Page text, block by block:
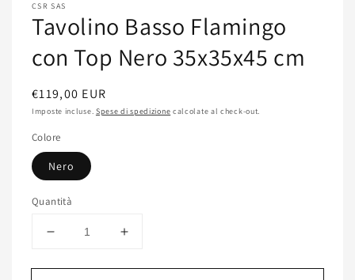
contenuti
multimediali
featured
finestra
modale
CSR SAS
Tavolino Basso Flamingo
con Top Nero 35x35x45 cm
Prezzo
di
listino
€119,00 EUR
Imposte incluse. Spese di spedizione calcolate al check-out.
Colore
Nero
Quantità
Diminuisci
per
Aumenta
per